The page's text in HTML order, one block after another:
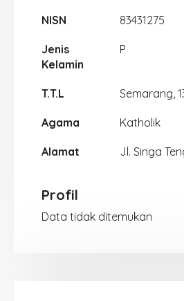
NISN 83431275
Jenis
Kelamin
P
T.T.L Semarang,
Agama Katholik
Alamat Jl. Singa
Profil
Data tidak ditemukan